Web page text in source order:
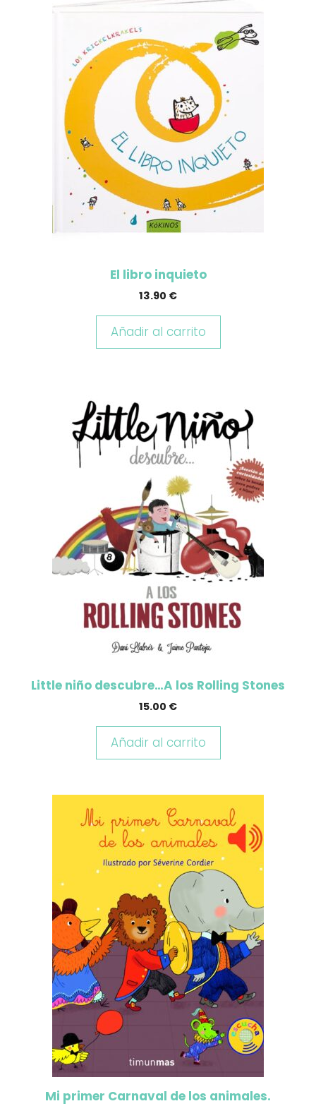
El libro inquieto
13.90 €
Añadir al carrito
Little niño descubre…A los Rolling Stones
15.00 €
Añadir al carrito
Mi primer Carnaval de los animales.